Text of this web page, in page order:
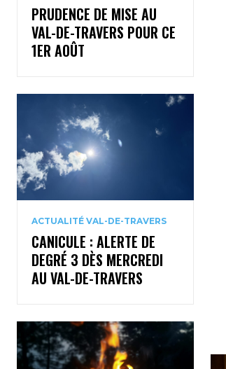
PRUDENCE DE MISE AU
VAL-DE-TRAVERS POUR CE
1ER AOÛT
ACTUALITÉ VAL-DE-TRAVERS
CANICULE : ALERTE DE
DEGRÉ 3 DÈS MERCREDI
AU VAL-DE-TRAVERS